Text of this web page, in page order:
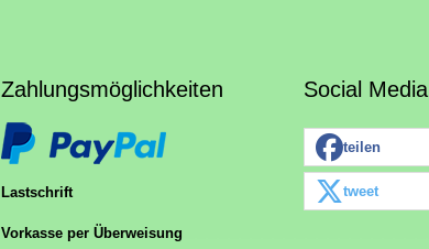
Zahlungsmöglichkeiten
Lastschrift
Vorkasse per Überweisung
Social Media
teilen
tweet